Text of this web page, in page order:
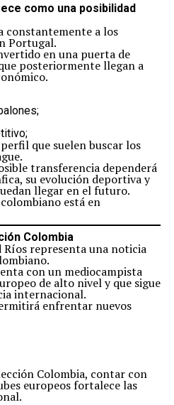
como una posibilidad
constantemente a los
Portugal.
en una puerta de
posteriormente llegan a
que suelen buscar los
transferencia dependerá
su evolución deportiva y
llegar en el futuro.
está en
Colombia
representa una noticia
con un mediocampista
de alto nivel y que sigue
internacional.
enfrentar nuevos
Colombia, contar con
europeos fortalece las